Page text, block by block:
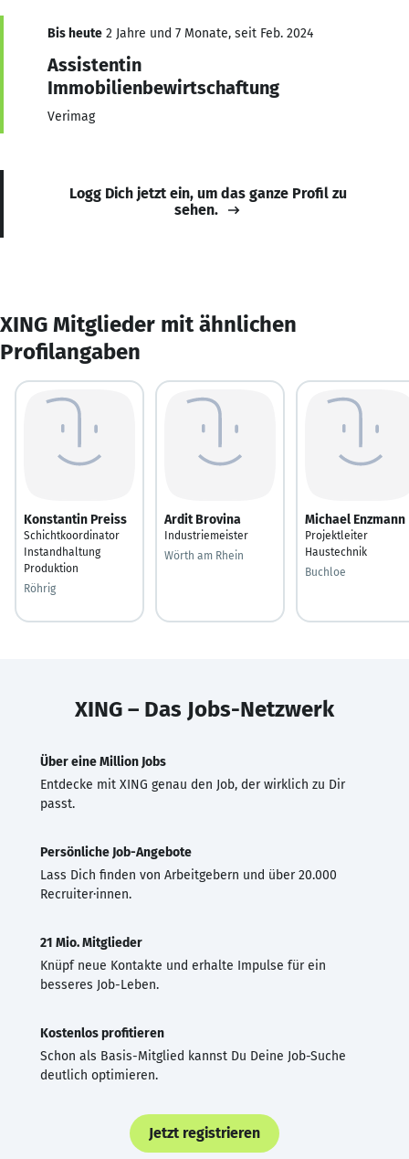
Bis heute 2 Jahre und 7 Monate, seit Feb. 2024
Assistentin
Immobilienbewirtschaftung
Verimag
Logg Dich jetzt ein, um das ganze Profil zu
sehen.
XING Mitglieder mit ähnlichen
Profilangaben
Konstantin Preiss
Schichtkoordinator
Instandhaltung
Produktion
Röhrig
Ardit Brovina
Industriemeister
Wörth am Rhein
Michael Enzmann
Projektleiter
Haustechnik
Buchloe
XING – Das Jobs-Netzwerk
Über eine Million Jobs
Entdecke mit XING genau den Job, der wirklich zu Dir
passt.
Persönliche Job-Angebote
Lass Dich finden von Arbeitgebern und über 20.000
Recruiter·innen.
21 Mio. Mitglieder
Knüpf neue Kontakte und erhalte Impulse für ein
besseres Job-Leben.
Kostenlos profitieren
Schon als Basis-Mitglied kannst Du Deine Job-Suche
deutlich optimieren.
Jetzt registrieren